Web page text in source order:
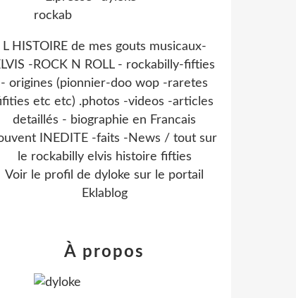
L HISTOIRE de mes gouts musicaux-
-ROCK N ROLL - rockabilly-fifties
- origines (pionnier-doo wop -raretes
etc etc) .photos -videos -articles
detaillés - biographie en Francais
INEDITE -faits -News / tout sur
le rockabilly elvis histoire fifties
Voir le profil de dyloke sur le portail
Eklablog
À propos